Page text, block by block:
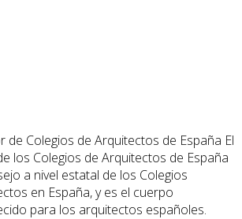
El
los Colegios de Arquitectos de España
a nivel estatal de los Colegios
en España, y es el cuerpo
para los arquitectos españoles.